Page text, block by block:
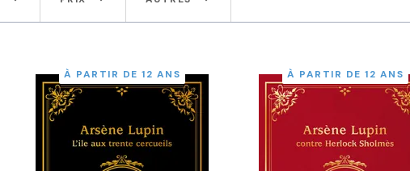
À PARTIR DE 12 ANS À PARTIR DE 12 ANS